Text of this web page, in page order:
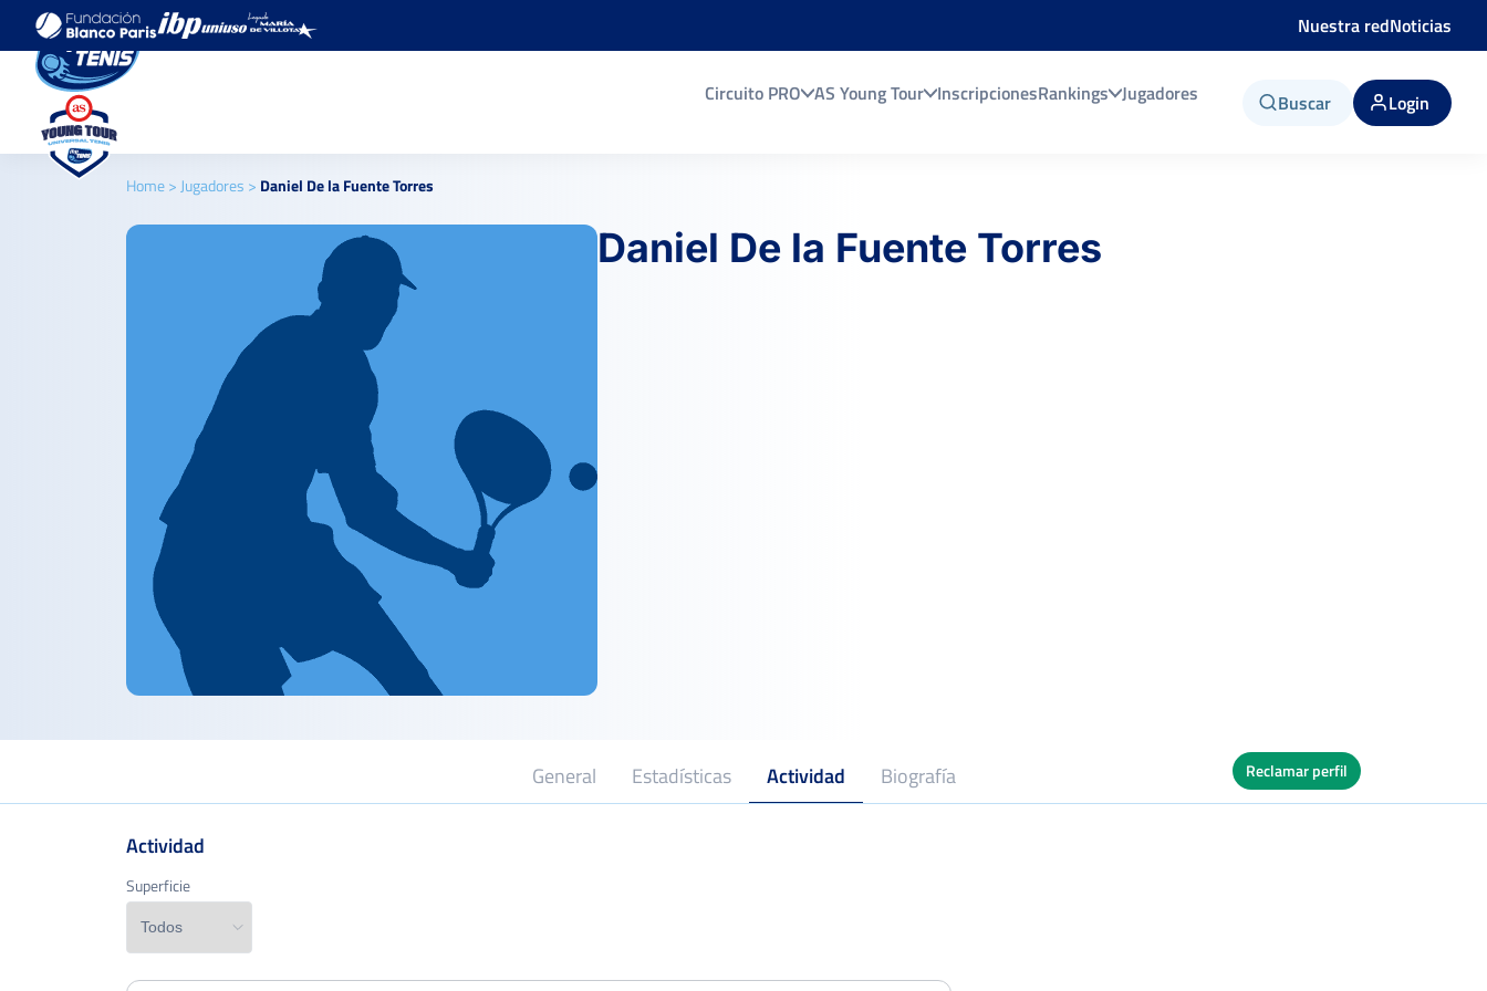
Nuestra redNoticias
Circuito PRO AS Young Tour InscripcionesRankings Jugadores Buscar Login
Home> Jugadores > Daniel De la Fuente Torres
Daniel De la Fuente Torres
General Estadísticas Actividad Biografía Reclamar perfil
Superficie
Del 19 al 25 de mayo, 2025
Actividad
Superficie